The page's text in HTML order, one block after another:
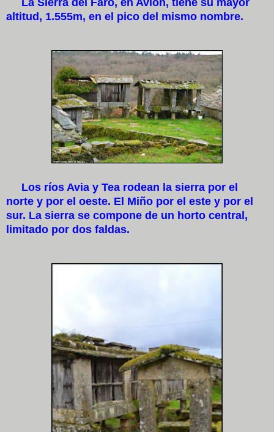
altitud, 1.555m, en el pico del mismo nombre.
Los ríos Avia y Tea rodean la sierra por el
norte y por el oeste. El Miño por el este y por el
sur. La sierra se compone de un horto central,
limitado por dos faldas.